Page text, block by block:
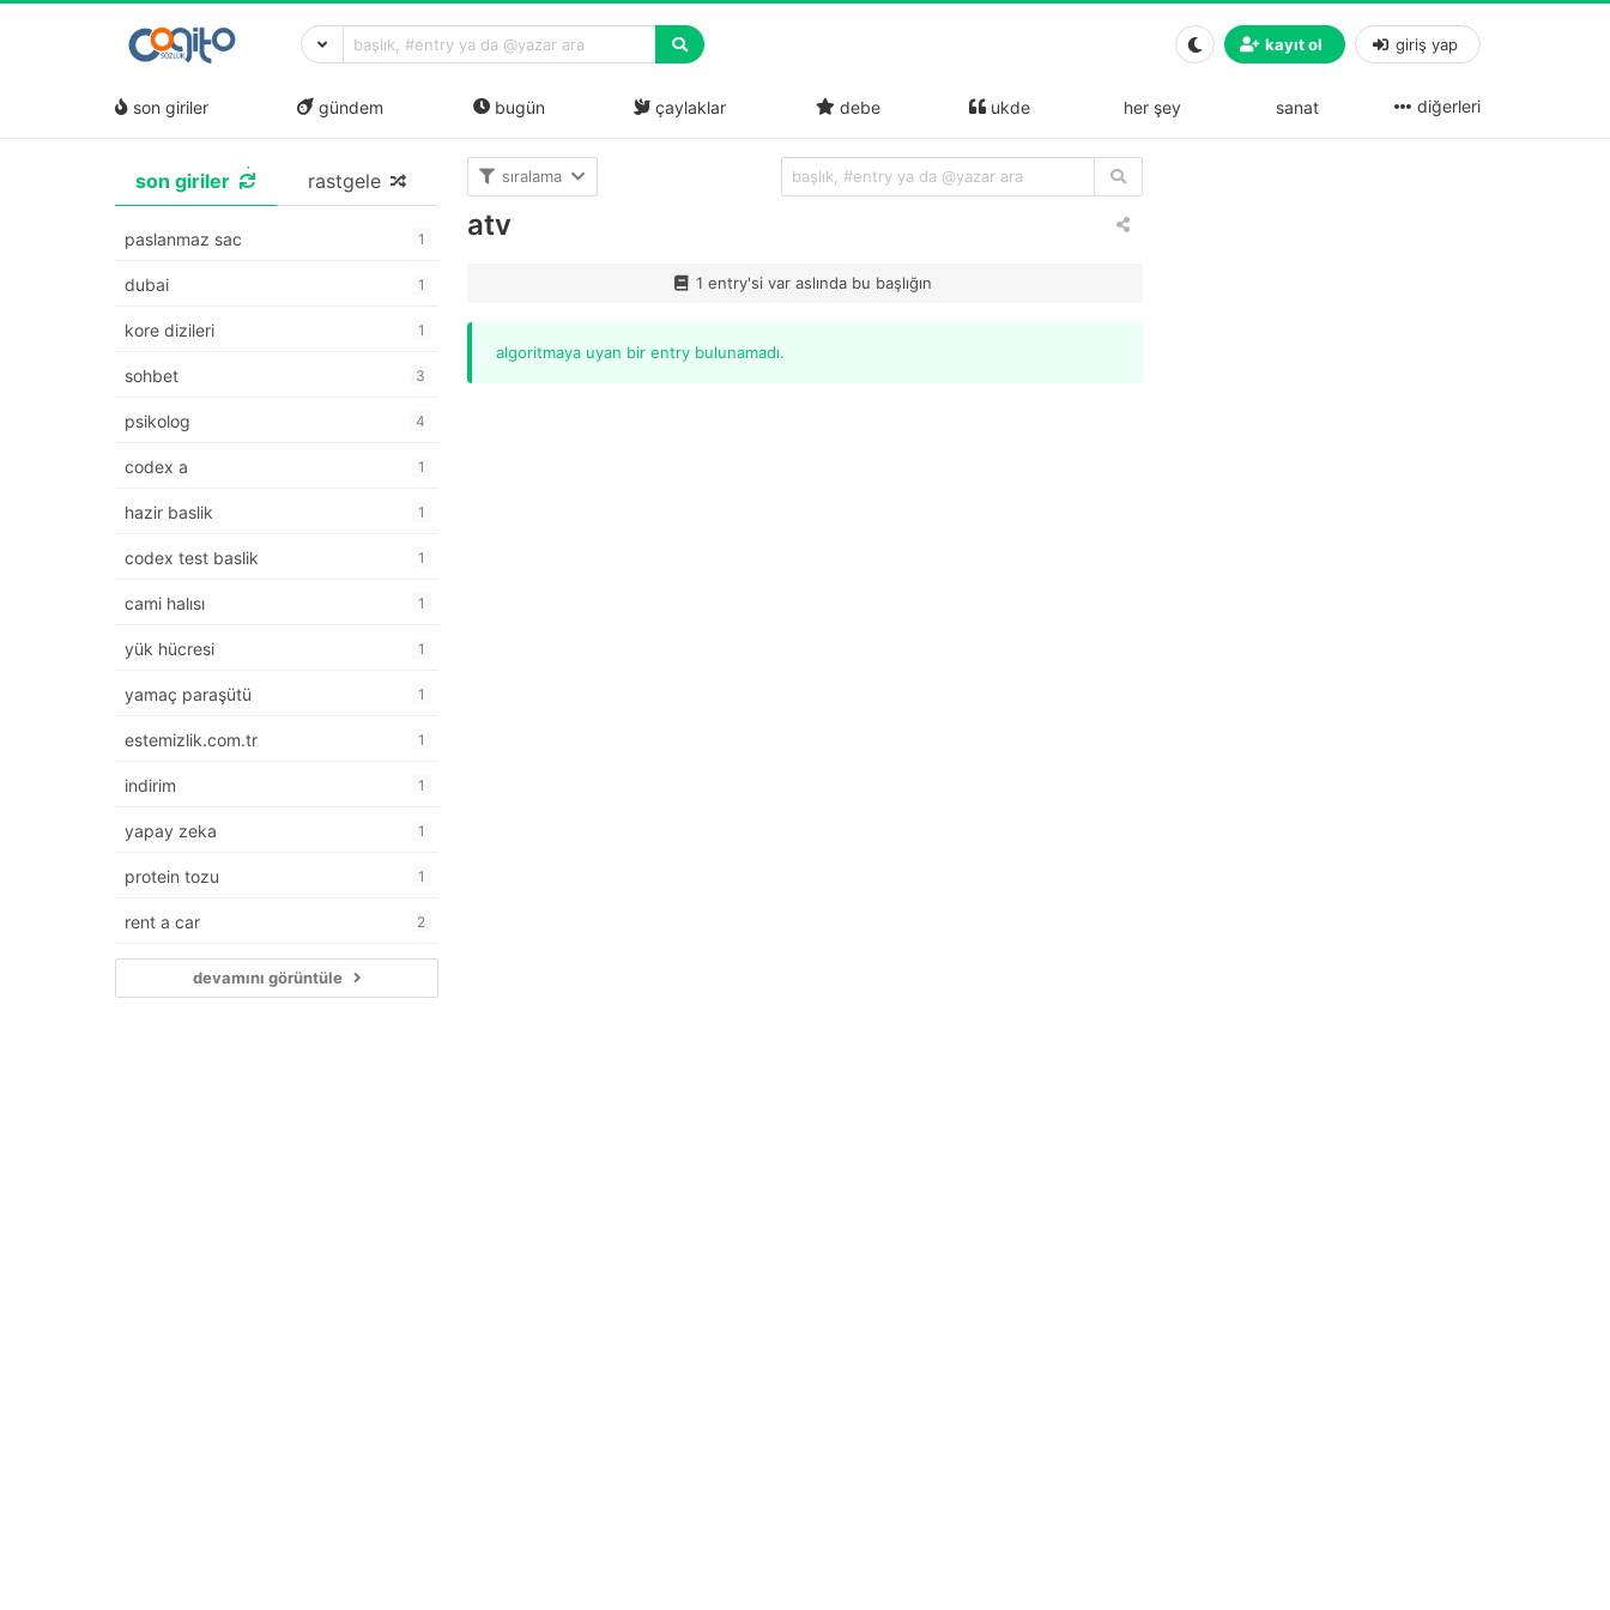
kayıt ol giriş yap
son giriler gündem bugün çaylaklar debe ukde her şey sanat diğerleri
son giriler rastgele
paslanmaz sac 1
dubai 1
kore dizileri 1
sohbet 3
psikolog 4
codex a 1
hazir baslik 1
codex test baslik 1
cami halısı 1
yük hücresi 1
yamaç paraşütü 1
estemizlik.com.tr 1
indirim 1
yapay zeka 1
protein tozu 1
rent a car 2
devamını görüntüle
sıralama
atv
1 entry'si var aslında bu başlığın
algoritmaya uyan bir entry bulunamadı.